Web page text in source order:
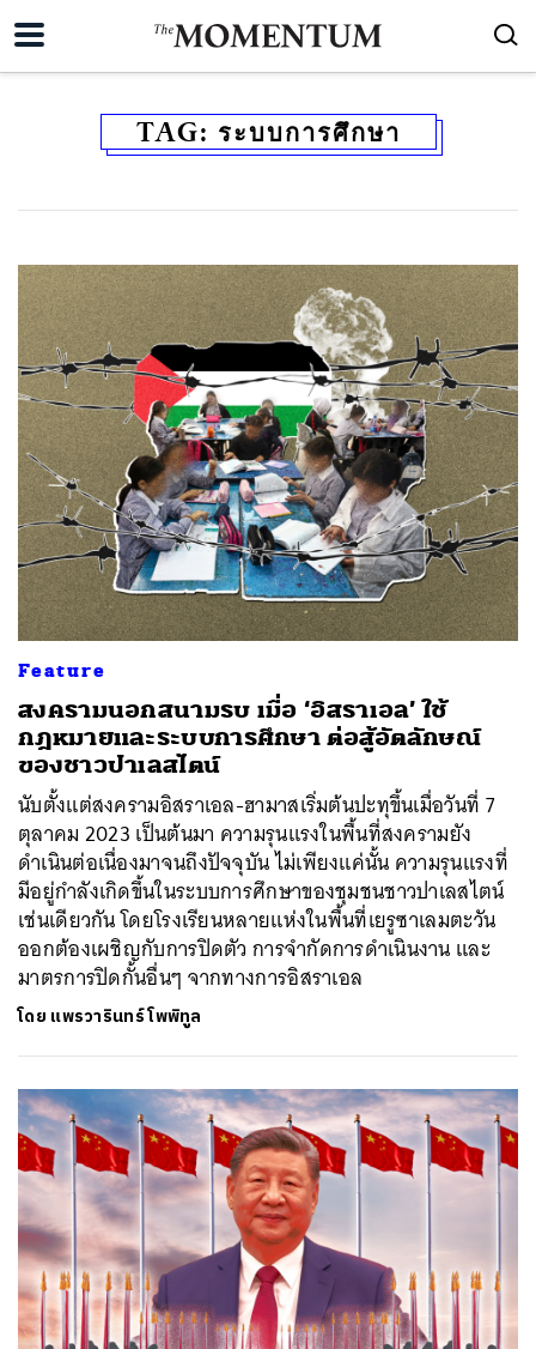
TAG: ระบบการศึกษา
Feature
สงครามนอกสนามรบ เมื่อ ‘อิสราเอล’ ใช้
กฎหมายและระบบการศึกษา ต่อสู้อัตลักษณ์
ของชาวปาเลสไตน์
นับตั้งแต่สงครามอิสราเอล-ฮามาสเริ่มต้นปะทุขึ้นเมื่อวันที่ 7
ตุลาคม 2023 เป็นต้นมา ความรุนแรงในพื้นที่สงครามยัง
ดำเนินต่อเนื่องมาจนถึงปัจจุบัน ไม่เพียงแค่นั้น ความรุนแรงที่
มีอยู่กำลังเกิดขึ้นในระบบการศึกษาของชุมชนชาวปาเลสไตน์
เช่นเดียวกัน โดยโรงเรียนหลายแห่งในพื้นที่เยรูซาเลมตะวัน
ออกต้องเผชิญกับการปิดตัว การจำกัดการดำเนินงาน และ
มาตรการปิดกั้นอื่นๆ จากทางการอิสราเอล
โดย แพรวารินทร์ โพพิทูล